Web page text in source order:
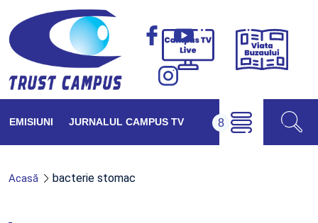
Campus
Viața
EMISIUNI JURNALUL CAMPUS TV
Acasă bacterie stomac